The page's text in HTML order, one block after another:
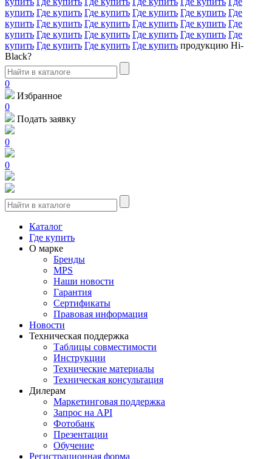
купить Где купить Где купить Где купить Где купить Где
купить Где купить Где купить Где купить Где купить Где
купить Где купить Где купить Где купить Где купить Где
купить Где купить Где купить Где купить продукцию Hi-
Black?
0
Избранное
0
Подать заявку
0
0
Каталог
Где купить
О марке
Бренды
MPS
Наши новости
Гарантия
Сертификаты
Правовая информация
Новости
Техническая поддержка
Таблицы совместимости
Инструкции
Технические материалы
Техническая консультация
Дилерам
Маркетинговая поддержка
Запрос на API
Фотобанк
Презентации
Обучение
Регистрационная форма